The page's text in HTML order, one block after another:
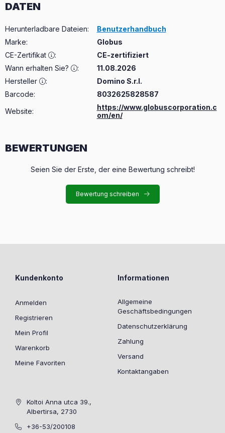
DATEN
Herunterladbare Dateien:
Benutzerhandbuch
Marke:
Globus
CE-Zertifikat
:
CE-zertifiziert
Wann erhalten Sie?
:
11.08.2026
Hersteller
:
Domino S.r.l.
Barcode:
8032625828587
Website:
https://www.globuscorporation.c
om/en/
BEWERTUNGEN
Seien Sie der Erste, der eine Bewertung schreibt!
Bewertung schreiben
Kundenkonto
Anmelden
Registrieren
Mein Profil
Warenkorb
Meine Favoriten
Informationen
Allgemeine
Geschäftsbedingungen
Datenschutzerklärung
Zahlung
Versand
Kontaktangaben
Koltoi Anna utca 39.,
Albertirsa, 2730
+36-53/200108